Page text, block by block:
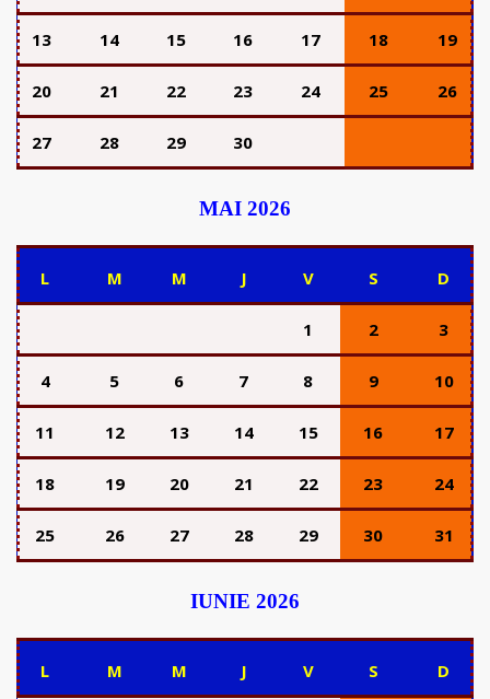
13 14 15 16 17 18 19
20 21 22 23 24 25 26
27 28 29 30
MAI 2026
L M M J V S D
1 2 3
4 5 6 7 8 9 10
11 12 13 14 15 16 17
18 19 20 21 22 23 24
25 26 27 28 29 30 31
IUNIE 2026
L M M J V S D